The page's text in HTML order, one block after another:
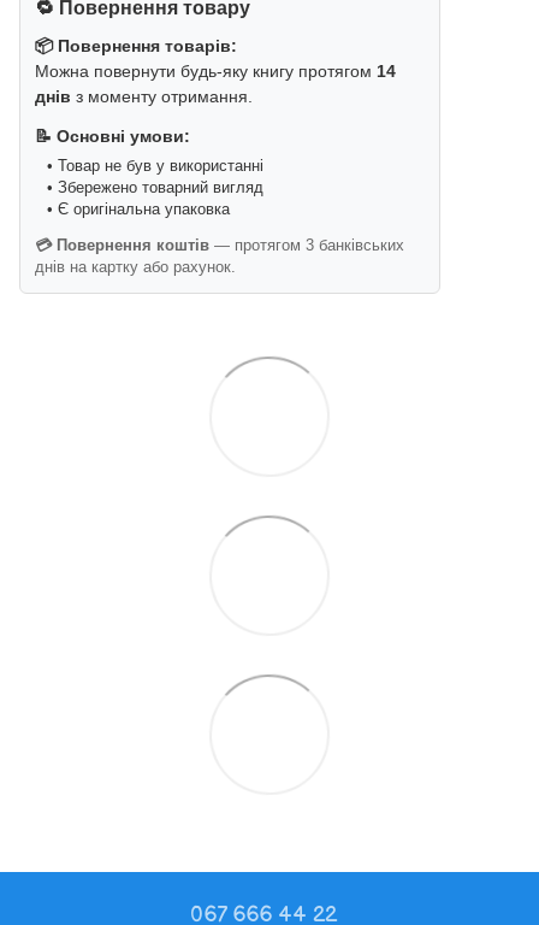
🔁 Повернення товару
📦 Повернення товарів:
Можна повернути будь-яку книгу протягом 14
днів з моменту отримання.
📝 Основні умови:
• Товар не був у використанні
• Збережено товарний вигляд
• Є оригінальна упаковка
💳 Повернення коштів — протягом 3 банківських
днів на картку або рахунок.
067 666 44 22